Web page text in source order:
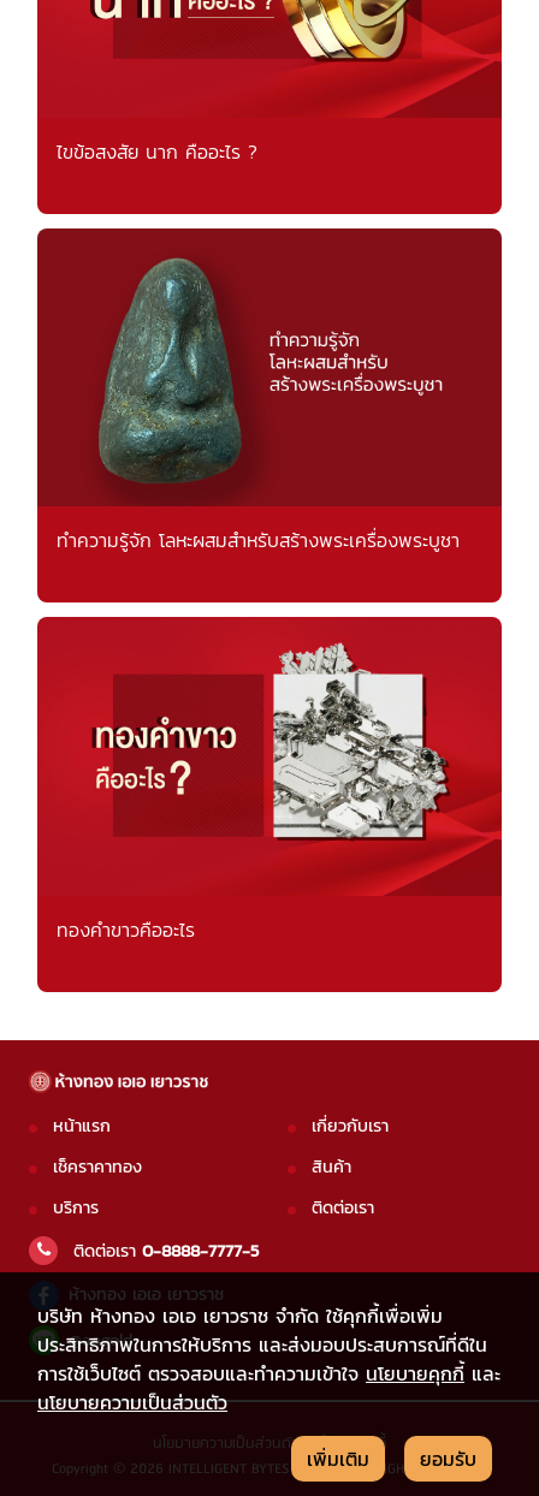
ไขข้อสงสัย นาก คืออะไร ?
ทำความรู้จัก โลหะผสมสำหรับสร้างพระเครื่องพระบูชา
ทองคำขาวคืออะไร
บริษัท ห้างทอง เอเอ เยาวราช จำกัด ใช้คุกกี้เพื่อเพิ่ม
ประสิทธิภาพในการให้บริการ และส่งมอบประสบการณ์ที่ดีใน
การใช้เว็บไซต์ ตรวจสอบและทำความเข้าใจ นโยบายคุกกี้และ
นโยบายความเป็นส่วนตัว
เพิ่มเติม
ยอมรับ
หน้าแรก
เช็คราคาทอง
บริการ
เกี่ยวกับเรา
สินค้า
ติดต่อเรา
ติดต่อเรา 0-8888-7777-5
ห้างทอง เอเอ เยาวราช
@aagold
นโยบายความเป็นส่วนตัว|นโยบายคุกกี้
Copyright © 2026 INTELLIGENT BYTES CO.,LTD. ALL RIGHTS RESERVED.